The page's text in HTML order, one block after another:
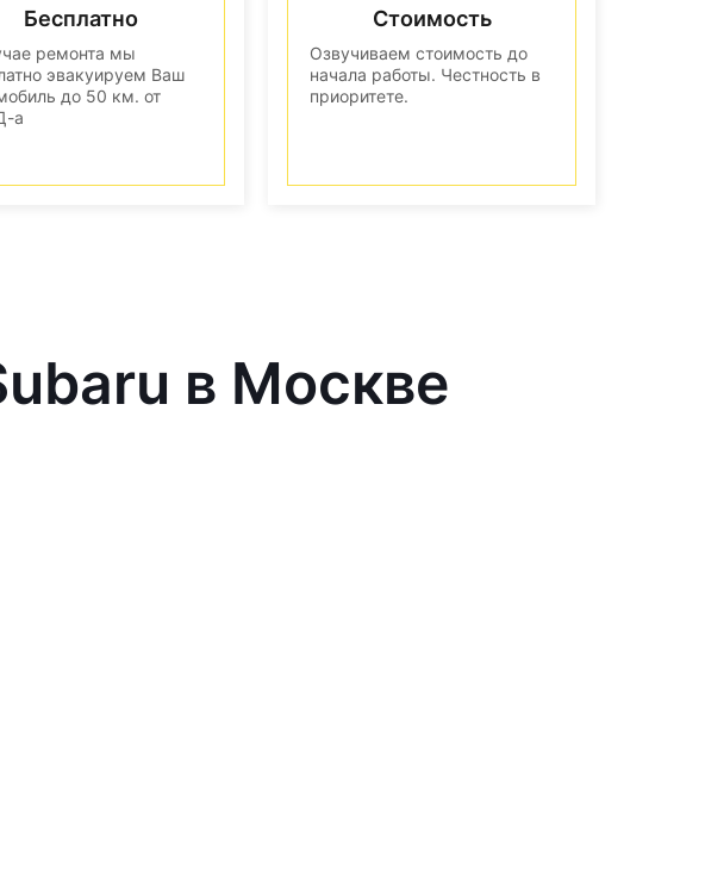
Бесплатно
ремонта мы
эвакуируем Ваш
до 50 км. от
а
Стоимость
Озвучиваем стоимость до
начала работы. Честность в
приоритете.
в Москве